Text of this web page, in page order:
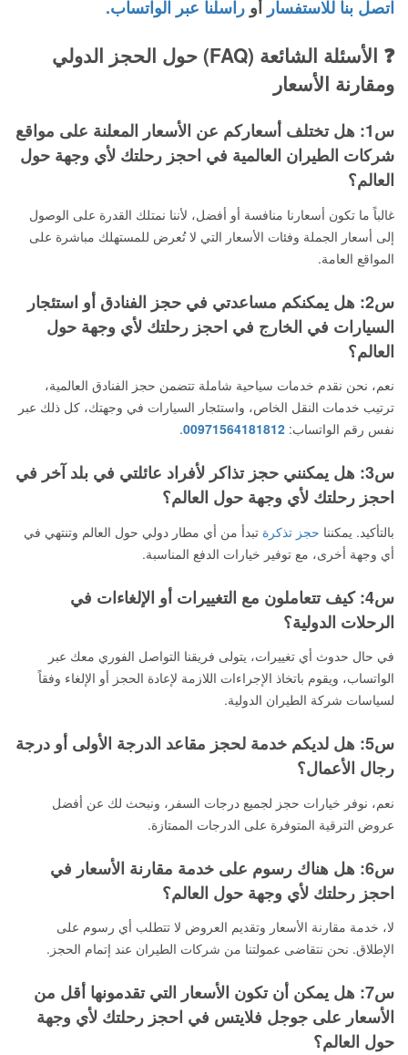
اتصل بنا للاستفسار أو راسلنا عبر الواتساب.
❓ الأسئلة الشائعة (FAQ) حول الحجز الدولي
ومقارنة الأسعار
س1: هل تختلف أسعاركم عن الأسعار المعلنة على مواقع
شركات الطيران العالمية في احجز رحلتك لأي وجهة حول
العالم؟
غالباً ما تكون أسعارنا منافسة أو أفضل، لأننا نمتلك القدرة على الوصول
إلى أسعار الجملة وفئات الأسعار التي لا تُعرض للمستهلك مباشرة على
المواقع العامة.
س2: هل يمكنكم مساعدتي في حجز الفنادق أو استئجار
السيارات في الخارج في احجز رحلتك لأي وجهة حول
العالم؟
نعم، نحن نقدم خدمات سياحية شاملة تتضمن حجز الفنادق العالمية،
ترتيب خدمات النقل الخاص، واستئجار السيارات في وجهتك، كل ذلك عبر
نفس رقم الواتساب: 00971564181812
.
س3: هل يمكنني حجز تذاكر لأفراد عائلتي في بلد آخر في
احجز رحلتك لأي وجهة حول العالم؟
بالتأكيد. يمكننا حجز تذكرة تبدأ من أي مطار دولي حول العالم وتنتهي في
أي وجهة أخرى، مع توفير خيارات الدفع المناسبة.
س4: كيف تتعاملون مع التغييرات أو الإلغاءات في
الرحلات الدولية؟
في حال حدوث أي تغييرات، يتولى فريقنا التواصل الفوري معك عبر
الواتساب، ويقوم باتخاذ الإجراءات اللازمة لإعادة الحجز أو الإلغاء وفقاً
لسياسات شركة الطيران الدولية.
س5: هل لديكم خدمة لحجز مقاعد الدرجة الأولى أو درجة
رجال الأعمال؟
نعم، نوفر خيارات حجز لجميع درجات السفر، ونبحث لك عن أفضل
عروض الترقية المتوفرة على الدرجات الممتازة.
س6: هل هناك رسوم على خدمة مقارنة الأسعار في
احجز رحلتك لأي وجهة حول العالم؟
لا، خدمة مقارنة الأسعار وتقديم العروض لا تتطلب أي رسوم على
الإطلاق. نحن نتقاضى عمولتنا من شركات الطيران عند إتمام الحجز.
س7: هل يمكن أن تكون الأسعار التي تقدمونها أقل من
الأسعار على جوجل فلايتس في احجز رحلتك لأي وجهة
حول العالم؟